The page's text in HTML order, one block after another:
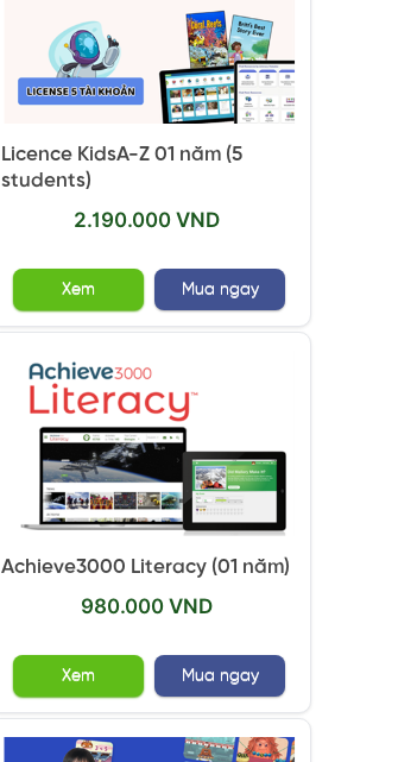
Licence KidsA-Z 01 năm (5
students)
2.190.000 VND
Xem Mua ngay
Achieve3000 Literacy (01 năm)
980.000 VND
Xem Mua ngay